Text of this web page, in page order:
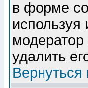
в форме
удалить
Вернуться